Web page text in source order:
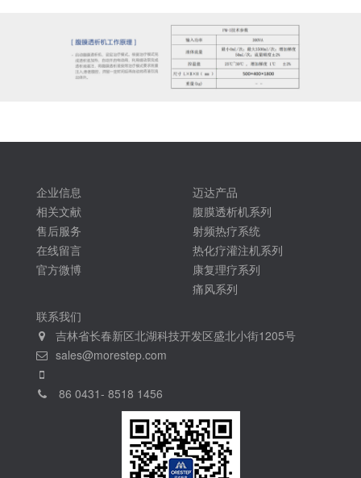
企业信息
相关文献
售后服务
在线留言
官方微博
迈达产品
腹膜透析机系列
射频热疗系统
热化疗灌注机系列
康复理疗系列
痛风系列
联系我们
吉林省长春新区北湖科技开发区盛北小街1205号
sales@morestep.com
86 0431- 8518 1456